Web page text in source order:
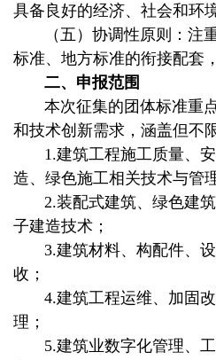
具备良好的经济、社会和环
（五）协调性原则：注重
标准、地方标准的衔接配套
二、申报范围
本次征集的团体标准重点
和技术创新需求，涵盖但不
1.建筑工程施工质量、安
造、绿色施工相关技术与管
2.装配式建筑、绿色建筑
子建造技术；
3.建筑材料、构配件、设
收；
4.建筑工程运维、加固改
理；
5.建筑业数字化管理、工